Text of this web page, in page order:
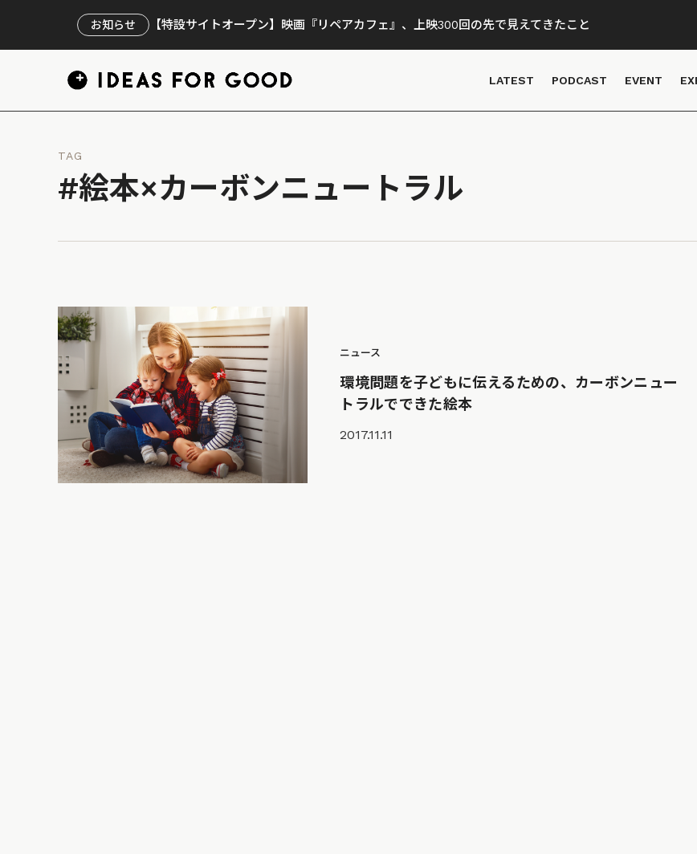
お知らせ 【特設サイトオープン】映画『リペアカフェ』、上映300回の先で見えてきたこと
LATEST PODCAST EVENT
TAG
#絵本×カーボンニュートラル
ニュース
環境問題を子どもに伝えるための、カーボンニュー
トラルでできた絵本
2017.11.11